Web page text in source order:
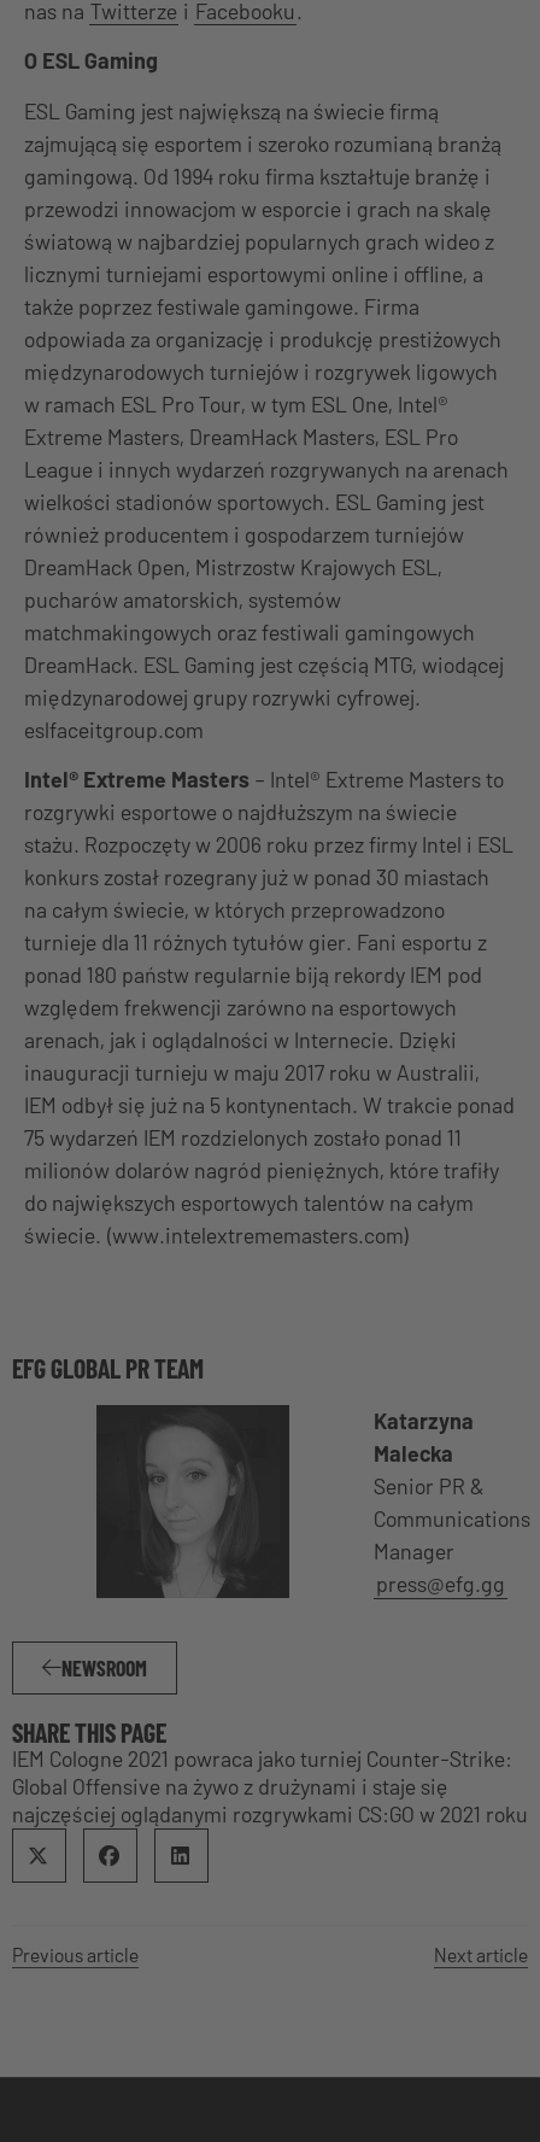
nas na Twitterze i Facebooku.
O ESL Gaming
ESL Gaming jest największą na świecie firmą
zajmującą się esportem i szeroko rozumianą branżą
gamingową. Od 1994 roku firma kształtuje branżę i
przewodzi innowacjom w esporcie i grach na skalę
światową w najbardziej popularnych grach wideo z
licznymi turniejami esportowymi online i offline, a
także poprzez festiwale gamingowe. Firma
odpowiada za organizację i produkcję prestiżowych
międzynarodowych turniejów i rozgrywek ligowych
w ramach ESL Pro Tour, w tym ESL One, Intel®
Extreme Masters, DreamHack Masters, ESL Pro
League i innych wydarzeń rozgrywanych na arenach
wielkości stadionów sportowych. ESL Gaming jest
również producentem i gospodarzem turniejów
DreamHack Open, Mistrzostw Krajowych ESL,
pucharów amatorskich, systemów
matchmakingowych oraz festiwali gamingowych
DreamHack. ESL Gaming jest częścią MTG, wiodącej
międzynarodowej grupy rozrywki cyfrowej.
eslfaceitgroup.com
Intel® Extreme Masters – Intel® Extreme Masters to
rozgrywki esportowe o najdłuższym na świecie
stażu. Rozpoczęty w 2006 roku przez firmy Intel i ESL
konkurs został rozegrany już w ponad 30 miastach
na całym świecie, w których przeprowadzono
turnieje dla 11 różnych tytułów gier. Fani esportu z
ponad 180 państw regularnie biją rekordy IEM pod
względem frekwencji zarówno na esportowych
arenach, jak i oglądalności w Internecie. Dzięki
inauguracji turnieju w maju 2017 roku w Australii,
IEM odbył się już na 5 kontynentach. W trakcie ponad
75 wydarzeń IEM rozdzielonych zostało ponad 11
milionów dolarów nagród pieniężnych, które trafiły
do największych esportowych talentów na całym
świecie. (www.intelextrememasters.com)
EFG GLOBAL PR TEAM
Katarzyna
Malecka
Senior PR &
Communications
Manager
press@efg.gg
NEWSROOM
SHARE THIS PAGE
IEM Cologne 2021 powraca jako turniej Counter-Strike:
Global Offensive na żywo z drużynami i staje się
najczęściej oglądanymi rozgrywkami CS:GO w 2021 roku
Previous article Next article